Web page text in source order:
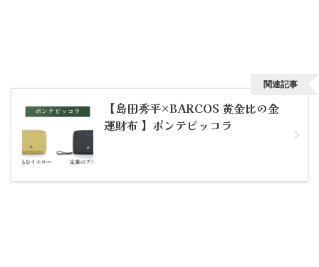
【島田秀平×BARCOS 黄金比の金
運財布 】ポンテピッコラ
関連記事